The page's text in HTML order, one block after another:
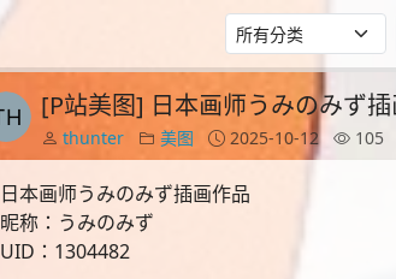
[P站美图] 日本画师うみのみず
thunter 美图 2025-10-12 105
日本画师うみのみず插画作品
昵称：うみのみず
UID：1304482